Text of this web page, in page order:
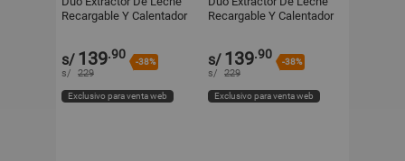
Recargable Y Calentador
s/ 139.90
-38%
s/ 229
Exclusivo para venta web
Recargable Y Calentador
s/ 139.90
-38%
s/ 229
Exclusivo para venta web